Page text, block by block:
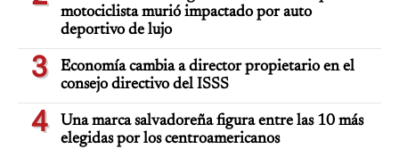
motociclista murió impactado por auto
deportivo de lujo
3
Economía cambia a director propietario en el
consejo directivo del ISSS
4
Una marca salvadoreña figura entre las 10 más
elegidas por los centroamericanos